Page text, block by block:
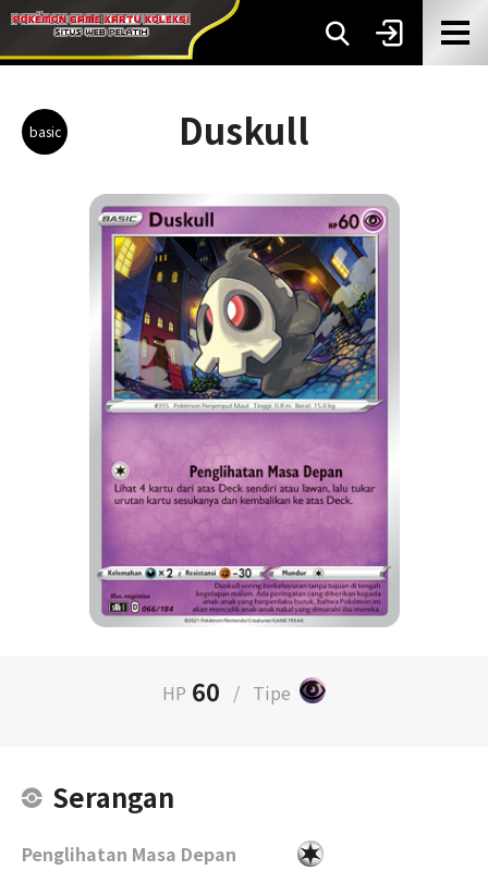
basic Duskull
HP 60 / Tipe
Serangan
Penglihatan Masa Depan